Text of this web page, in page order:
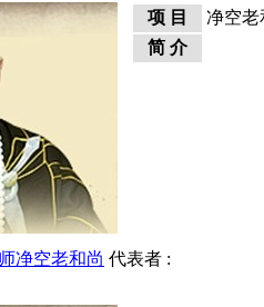
项 目
净空老
简 介
净空老和尚 代表者 :